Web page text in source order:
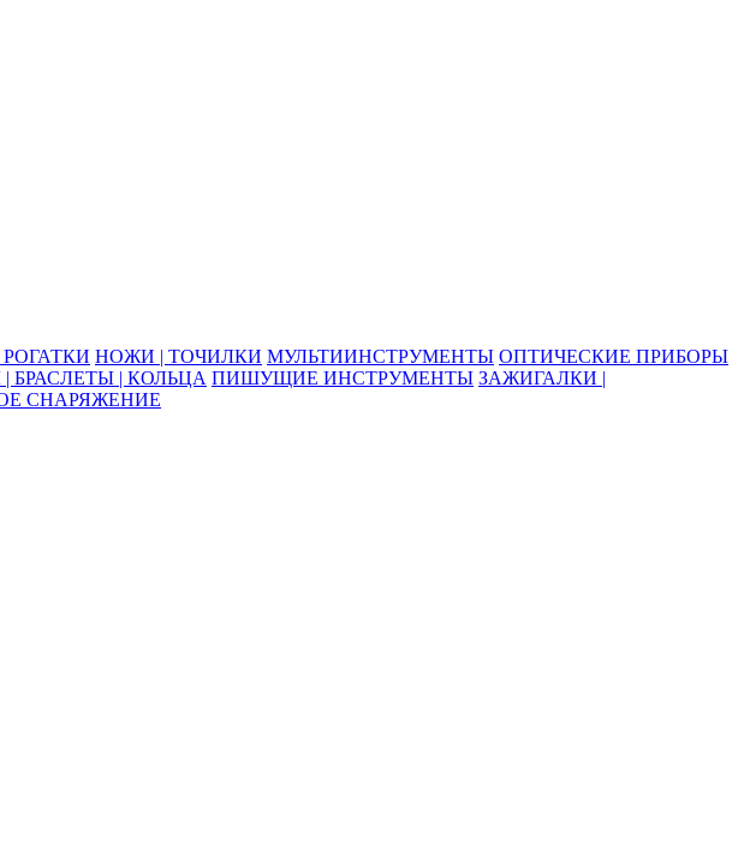
НОЖИ | ТОЧИЛКИ МУЛЬТИИНСТРУМЕНТЫ ОПТИЧЕСКИЕ ПРИБОРЫ
БРАСЛЕТЫ | КОЛЬЦА ПИШУЩИЕ ИНСТРУМЕНТЫ ЗАЖИГАЛКИ |
СНАРЯЖЕНИЕ